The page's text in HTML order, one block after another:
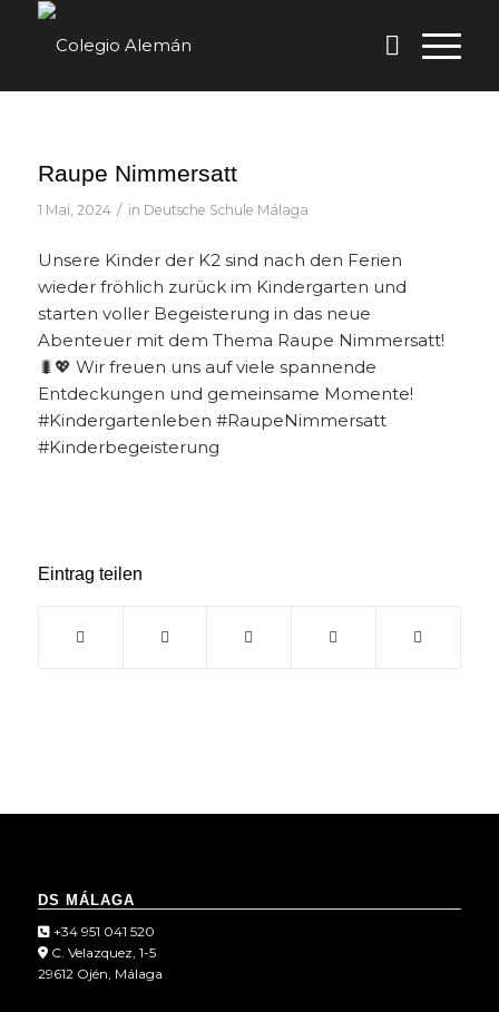
Raupe Nimmersatt
1 Mai, 2024 / in Deutsche Schule Málaga
Unsere Kinder der K2 sind nach den Ferien
wieder fröhlich zurück im Kindergarten und
starten voller Begeisterung in das neue
Abenteuer mit dem Thema Raupe Nimmersatt!
🐛💖 Wir freuen uns auf viele spannende
Entdeckungen und gemeinsame Momente!
#Kindergartenleben #RaupeNimmersatt
#Kinderbegeisterung
Eintrag teilen
DS MÁLAGA
+34 951 041 520
C. Velazquez, 1-5
29612 Ojén, Málaga